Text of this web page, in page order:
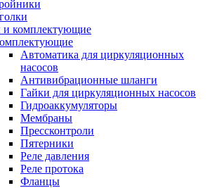
и комплектующие
Автоматика для циркуляционных
насосов
Антивибрационные шланги
Гайки для циркуляционных насосов
Гидроаккумуляторы
Мембраны
Прессконтроли
Пятерники
Реле давления
Реле протока
Фланцы